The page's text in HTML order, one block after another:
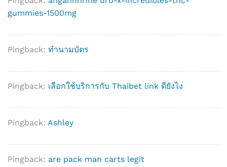
gummies-1500mg
Pingback: ทำนามบัตร
Pingback: เลือกใช้บริการกับ Thaibet link ดียังไง
Pingback: Ashley
Pingback: are pack man carts legit